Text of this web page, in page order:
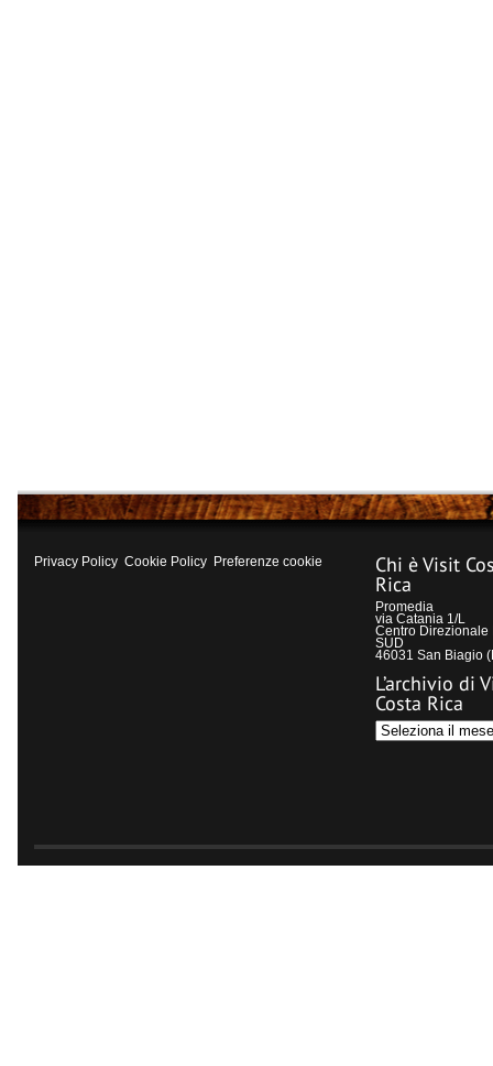
Privacy Policy Cookie Policy Preferenze cookie Chi è Visit
Rica
Promedia
via Catania 1/L
Centro Direzionale
SUD
46031 San Biagio
L’archivio di
Costa Rica
L’archivio
di